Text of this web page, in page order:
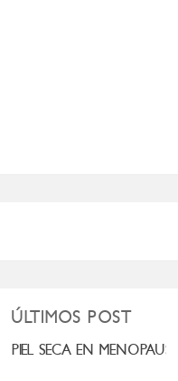
ÚLTIMOS POST
PIEL SECA EN MENOPAUSIA